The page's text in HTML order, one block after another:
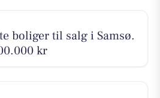
boliger til salg i Samsø.
kr